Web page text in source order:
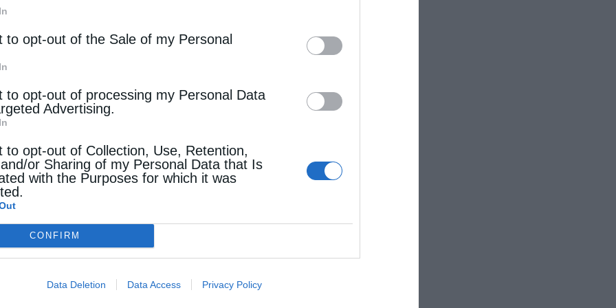
to opt-out of the Sale of my Personal
to opt-out of processing my Personal Data
Advertising.
to opt-out of Collection, Use, Retention,
or Sharing of my Personal Data that Is
with the Purposes for which it was
CONFIRM
Data Deletion Data Access Privacy Policy
μετανάστης, ο οποίος «μεταναστεύει»
τον προσλάβει και να τον μεταμορφώσει.
της προσφυγικής κρίσης είπε: «Για την
συλλογική και μακροπρόθεσμη ανταπόκριση
που θα βασίζεται στις αρχές της
διασφάλιση της αξιοπρέπειας των
αναγκαία είναι η επίδειξη αυθεντικής
κρατών μελών της Ε.Ε. αλλά και χωρών
στις χώρες της πρώτης γραμμής και
της διαδικασίας της μετεγκατάστασης
δεν χρήζουν προστασίας, η επιτάχυνση